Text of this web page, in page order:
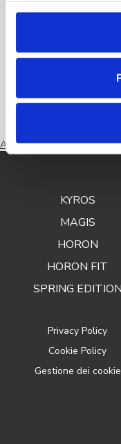
autonomamente
su acconsento
qui. Cliccando sul
HORON
HORON
Navigazione
Articoli meno recenti
KYROS
MAGIS
HORON
HORON FIT
SPRING EDITION
Privacy Policy
Cookie Policy
Gestione dei cookie